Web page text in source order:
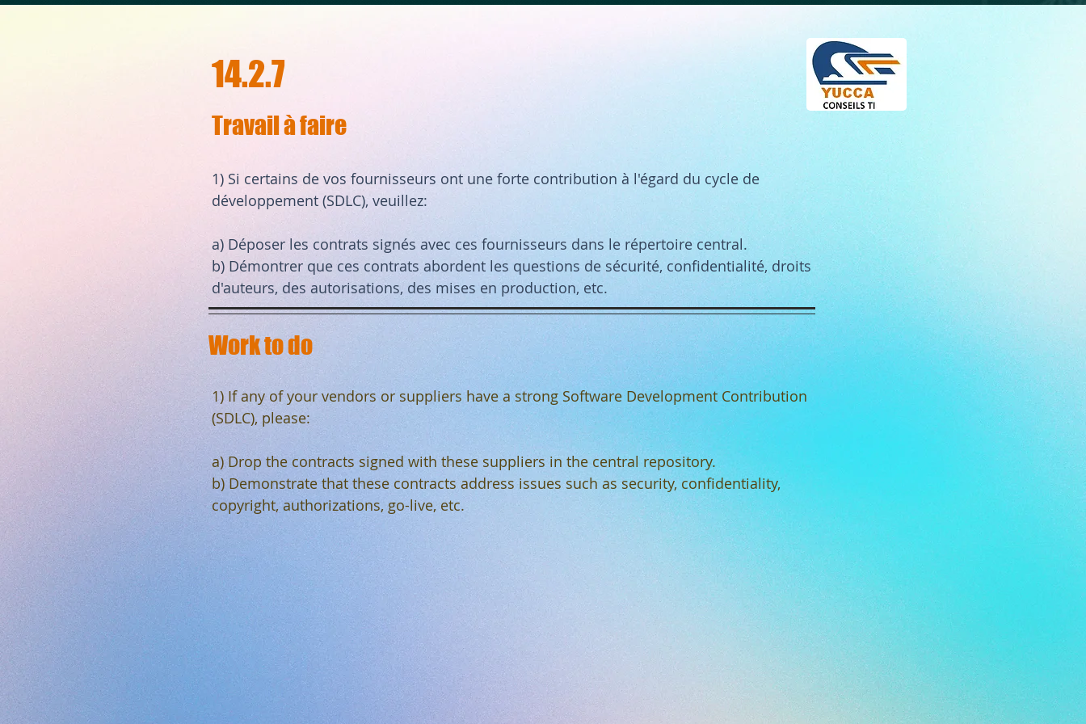
14.2.7
Travail à faire
1) Si certains de vos fournisseurs ont une forte contribution à l'égard du cycle de
développement (SDLC), veuillez:
a) Déposer les contrats signés avec ces fournisseurs dans le répertoire central.
b) Démontrer que ces contrats abordent les questions de sécurité, confidentialité, droits
d'auteurs, des autorisations, des mises en production, etc.
Work to do
1) If any of your vendors or suppliers have a strong Software Development Contribution
(SDLC), please:
a) Drop the contracts signed with these suppliers in the central repository.
b) Demonstrate that these contracts address issues such as security, confidentiality,
copyright, authorizations, go-live, etc.